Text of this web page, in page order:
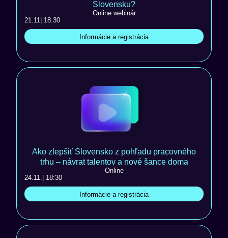
Slovensku?
Online webinár
21.11 | 18:30
Informácie a registrácia
Ako zlepšiť Slovensko z pohľadu pracovného
trhu – návrat talentov a nové šance doma
Online
24.11. | 18:30
Informácie a registrácia